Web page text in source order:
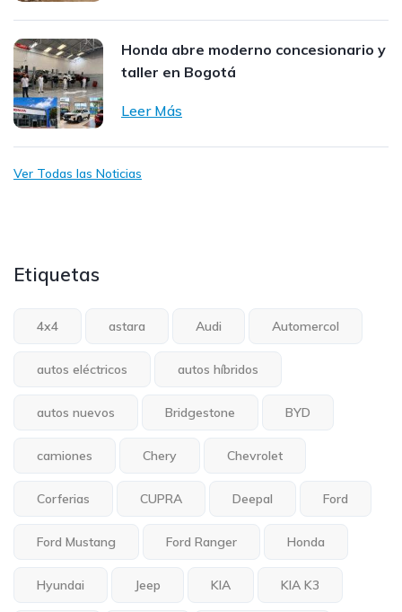
Honda abre moderno concesionario y
taller en Bogotá
Leer Más
Ver Todas las Noticias
Etiquetas
4x4 astara Audi Automercol
autos eléctricos autos híbridos
autos nuevos Bridgestone BYD
camiones Chery Chevrolet
Corferias CUPRA Deepal Ford
Ford Mustang Ford Ranger Honda
Hyundai Jeep KIA KIA K3